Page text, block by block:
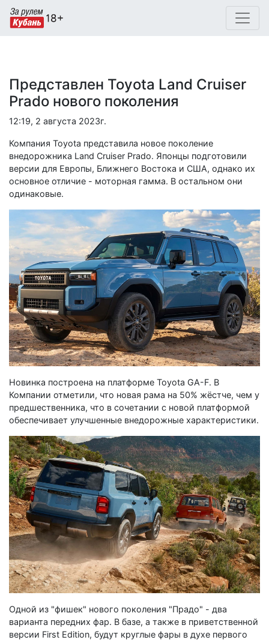
Представлен Toyota Land Cruiser
Prado нового поколения
12:19, 2 августа 2023г.
Компания Toyota представила новое поколение
внедорожника Land Cruiser Prado. Японцы подготовили
версии для Европы, Ближнего Востока и США, однако их
основное отличие - моторная гамма. В остальном они
одинаковые.
Новинка построена на платформе Toyota GA-F. В
Компании отметили, что новая рама на 50% жёстче, чем у
предшественника, что в сочетании с новой платформой
обеспечивает улучшенные внедорожные характеристики.
Одной из "фишек" нового поколения "Прадо" - два
варианта передних фар. В базе, а также в приветственной
версии First Edition, будут круглые фары в духе первого